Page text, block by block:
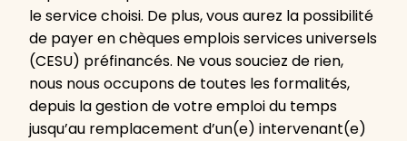
le service choisi. De plus, vous aurez la possibilité
de payer en chèques emplois services universels
(CESU) préfinancés. Ne vous souciez de rien,
nous nous occupons de toutes les formalités,
depuis la gestion de votre emploi du temps
jusqu’au remplacement d’un(e) intervenant(e)